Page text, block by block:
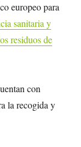
europeo para
sanitaria y
residuos de
con
la recogida y